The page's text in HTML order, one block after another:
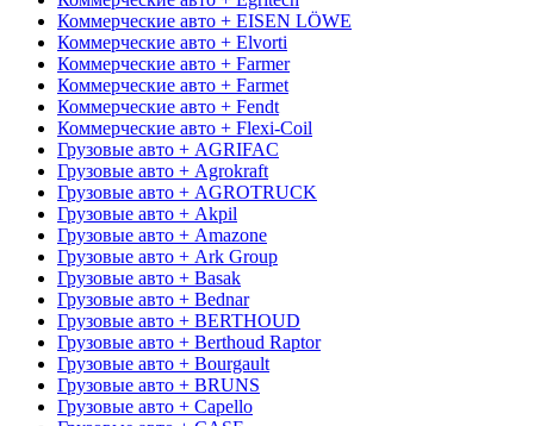
Коммерческие авто + EISEN LÖWE
Коммерческие авто + Elvorti
Коммерческие авто + Farmer
Коммерческие авто + Farmet
Коммерческие авто + Fendt
Коммерческие авто + Flexi-Coil
Грузовые авто + AGRIFAC
Грузовые авто + Agrokraft
Грузовые авто + AGROTRUCK
Грузовые авто + Akpil
Грузовые авто + Amazone
Грузовые авто + Ark Group
Грузовые авто + Basak
Грузовые авто + Bednar
Грузовые авто + BERTHOUD
Грузовые авто + Berthoud Raptor
Грузовые авто + Bourgault
Грузовые авто + BRUNS
Грузовые авто + Capello